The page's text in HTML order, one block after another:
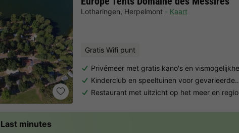
Lotharingen, Herpelmont Kaart
Gratis Wifi punt
Privémeer met gratis kano's en
Kinderclub en speeltuinen voor
Restaurant met uitzicht op het meer en
Last minutes